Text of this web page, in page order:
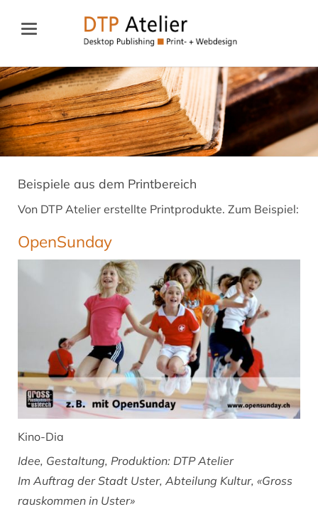
Beispiele aus dem Printbereich
Von DTP Atelier erstellte Printprodukte. Zum Beispiel:
OpenSunday
Kino-Dia
Idee, Gestaltung, Produktion: DTP Atelier
Im Auftrag der Stadt Uster, Abteilung Kultur, «Gross
rauskommen in Uster»